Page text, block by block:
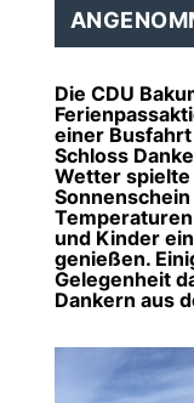
Die CDU
einer
Schloss
Wetter spielte
und Kinder
genießen.
Gelegenheit
Dankern aus